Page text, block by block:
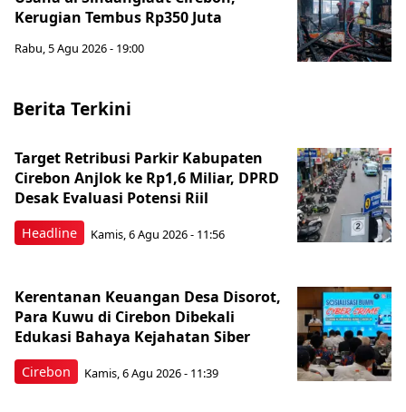
Kerugian Tembus Rp350 Juta
Rabu, 5 Agu 2026 - 19:00
Berita Terkini
Headline
Target Retribusi Parkir Kabupaten
Cirebon Anjlok ke Rp1,6 Miliar, DPRD
Desak Evaluasi Potensi Riil
Kamis, 6 Agu 2026 - 11:56
Cirebon
Kerentanan Keuangan Desa Disorot,
Para Kuwu di Cirebon Dibekali
Edukasi Bahaya Kejahatan Siber
Kamis, 6 Agu 2026 - 11:39